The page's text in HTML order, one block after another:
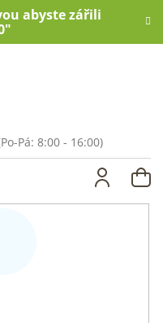
abyste zářili